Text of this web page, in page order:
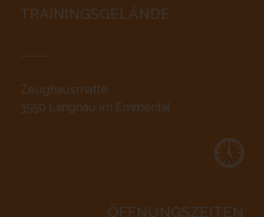
TRAININGSGELÄNDE
Zeughausmatte
3550 Langnau im Emmental
ÖFFNUNGSZEITEN